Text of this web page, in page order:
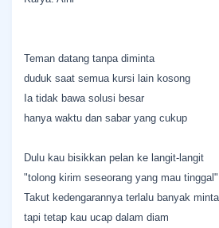
Teman datang tanpa diminta
duduk saat semua kursi lain kosong
Ia tidak bawa solusi besar
hanya waktu dan sabar yang cukup
Dulu kau bisikkan pelan ke langit-langit
"tolong kirim seseorang yang mau tinggal"
Takut kedengarannya terlalu banyak minta
tapi tetap kau ucap dalam diam